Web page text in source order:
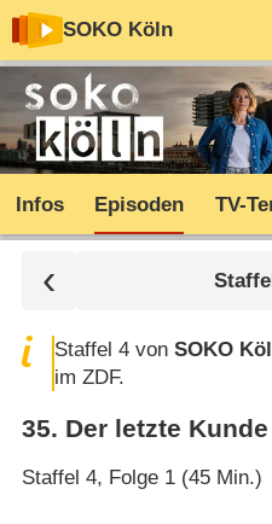
SOKO Köln
Infos Episoden TV-
Staffel 4 vonSOKO
im ZDF.
35. Der letzte Kunde
Staffel 4, Folge 1 (45 Min.)